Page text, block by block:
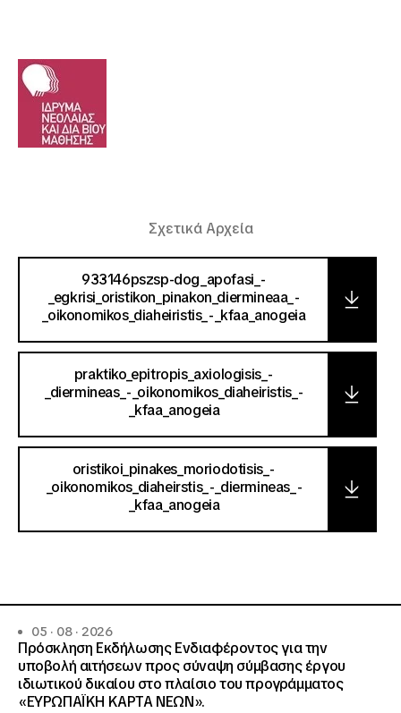
Σχετικά Αρχεία
933146pszsp-dog_apofasi_-
_egkrisi_oristikon_pinakon_diermineaa_-
_oikonomikos_diaheiristis_-_kfaa_anogeia
praktiko_epitropis_axiologisis_-
_diermineas_-_oikonomikos_diaheiristis_-
_kfaa_anogeia
oristikoi_pinakes_moriodotisis_-
_oikonomikos_diaheirstis_-_diermineas_-
_kfaa_anogeia
05 · 08 · 2026
Πρόσκληση Εκδήλωσης Ενδιαφέροντος για την
υποβολή αιτήσεων προς σύναψη σύμβασης έργου
ιδιωτικού δικαίου στο πλαίσιο του προγράμματος
«ΕΥΡΩΠΑΪΚΗ ΚΑΡΤΑ ΝΕΩΝ».